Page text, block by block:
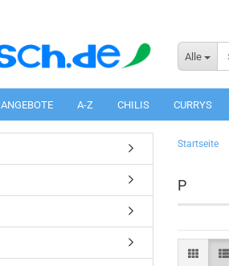
Alle
ANGEBOTE A-Z CHILIS CURRYS
Startseite
P